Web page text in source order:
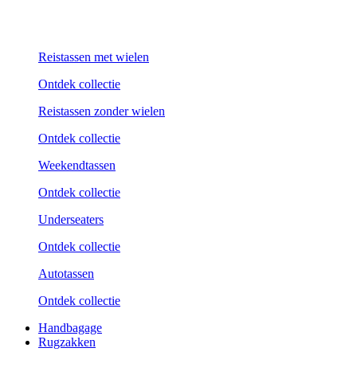
Reistassen met wielen
Ontdek collectie
Reistassen zonder wielen
Ontdek collectie
Weekend­tassen
Ontdek collectie
Underseaters
Ontdek collectie
Autotassen
Ontdek collectie
Handbagage
Rugzakken